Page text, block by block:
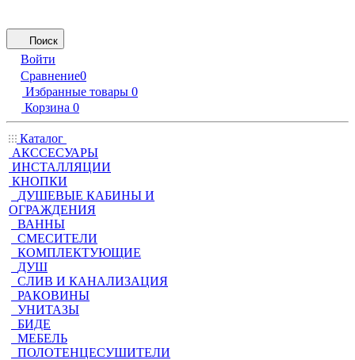
Поиск
Войти
Сравнение0
Избранные товары 0
Корзина 0
Каталог
АКССЕСУАРЫ
ИНСТАЛЛЯЦИИ
КНОПКИ
ДУШЕВЫЕ КАБИНЫ И
ОГРАЖДЕНИЯ
ВАННЫ
СМЕСИТЕЛИ
КОМПЛЕКТУЮЩИЕ
ДУШ
СЛИВ И КАНАЛИЗАЦИЯ
РАКОВИНЫ
УНИТАЗЫ
БИДЕ
МЕБЕЛЬ
ПОЛОТЕНЦЕСУШИТЕЛИ